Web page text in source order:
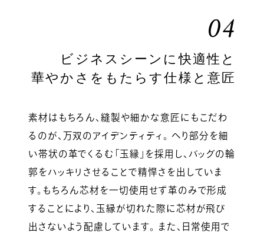
04
ビジネスシーンに快適性と
華やかさをもたらす仕様と意匠
素材はもちろん、縫製や細かな意匠にもこだわ
るのが、万双のアイデンティティ。 へり部分を細
い帯状の革でくるむ「玉縁」を採用し、バッグの輪
郭をハッキリさせることで精悍さを出していま
す。もちろん芯材を一切使用せず革のみで形成
することにより、玉縁が切れた際に芯材が飛び
出さないよう配慮しています。 また、日常使用で